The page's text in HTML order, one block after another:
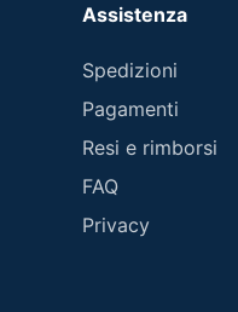
Assistenza
Spedizioni
Pagamenti
Resi e rimborsi
FAQ
Privacy